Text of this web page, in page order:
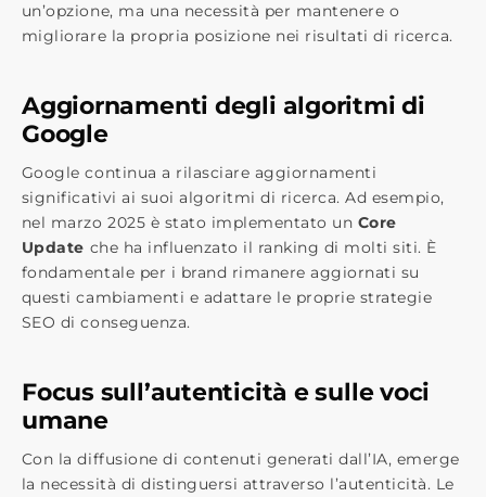
un’opzione, ma una necessità per mantenere o
migliorare la propria posizione nei risultati di ricerca.
Aggiornamenti degli algoritmi di
Google
Google continua a rilasciare aggiornamenti
significativi ai suoi algoritmi di ricerca. Ad esempio,
nel marzo 2025 è stato implementato un Core
Update che ha influenzato il ranking di molti siti. È
fondamentale per i brand rimanere aggiornati su
questi cambiamenti e adattare le proprie strategie
SEO di conseguenza.
Focus sull’autenticità e sulle voci
umane
Con la diffusione di contenuti generati dall’IA, emerge
la necessità di distinguersi attraverso l’autenticità. Le